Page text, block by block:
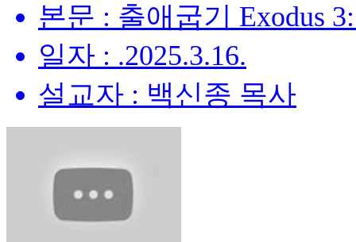
본문 : 출애굽기 Exodus
일자 : .2025.3.16.
설교자 : 백신종 목사